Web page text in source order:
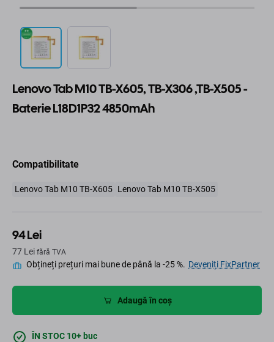
Lenovo Tab M10 TB-X605, TB-X306 ,TB-X505 -
Baterie L18D1P32 4850mAh
Compatibilitate
Lenovo Tab M10 TB-X605 Lenovo Tab M10 TB-X505
94 Lei
77 Lei fără TVA
Obțineți prețuri mai bune de până la -25 %. Deveniți FixPartner
Adaugă în coș
ÎN STOC 10+ buc